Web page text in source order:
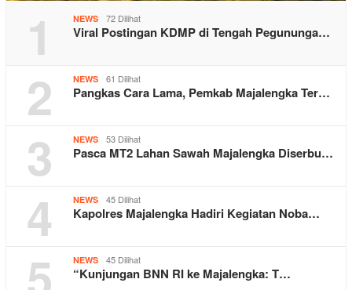
1 NEWS 72 Dilihat
Viral Postingan KDMP di Tengah Pegununga…
2 NEWS 61 Dilihat
Pangkas Cara Lama, Pemkab Majalengka Ter…
3 NEWS 53 Dilihat
Pasca MT2 Lahan Sawah Majalengka Diserbu…
4 NEWS 45 Dilihat
Kapolres Majalengka Hadiri Kegiatan Noba…
NEWS 45 Dilihat
“Kunjungan BNN RI ke Majalengka: T…